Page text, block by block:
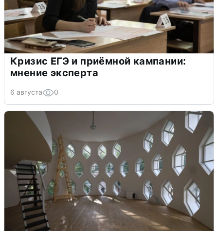
Кризис ЕГЭ и приёмной кампании:
мнение эксперта
6 августа 0